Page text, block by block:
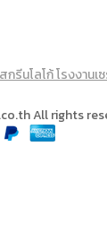
กรีนโลโก้ โรงงาน
All rights